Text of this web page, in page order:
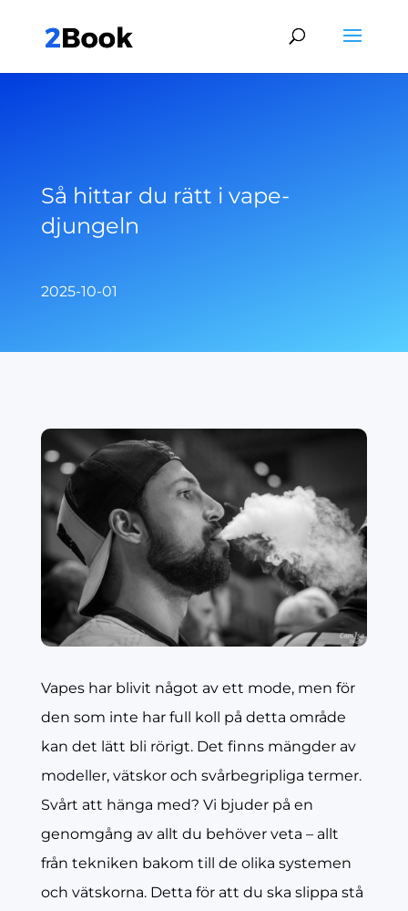
Så hittar du rätt i vape-
djungeln
2025-10-01
Vapes har blivit något av ett mode, men för
den som inte har full koll på detta område
kan det lätt bli rörigt. Det finns mängder av
modeller, vätskor och svårbegripliga termer.
Svårt att hänga med? Vi bjuder på en
genomgång av allt du behöver veta – allt
från tekniken bakom till de olika systemen
och vätskorna. Detta för att du ska slippa stå